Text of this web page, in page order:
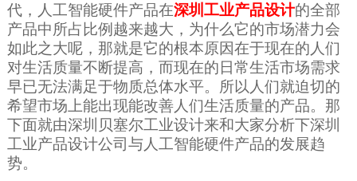
代，人工智能硬件产品在深圳工业产品设计的全部
产品中所占比例越来越大，为什么它的市场潜力会
如此之大呢，那就是它的根本原因在于现在的人们
对生活质量不断提高，而现在的日常生活市场需求
早已无法满足于物质总体水平。所以人们就迫切的
希望市场上能出现能改善人们生活质量的产品。那
下面就由深圳贝塞尔工业设计来和大家分析下深圳
工业产品设计公司与人工智能硬件产品的发展趋
势。